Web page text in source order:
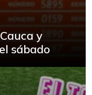
y
sábado